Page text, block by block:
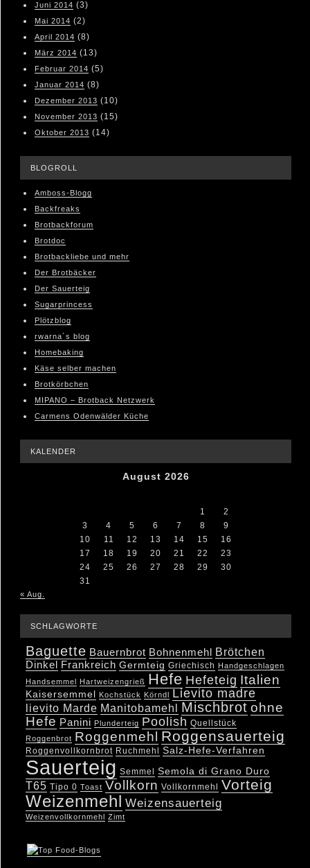
Juni 2014 (3)
Mai 2014 (2)
April 2014 (8)
März 2014 (13)
Februar 2014 (5)
Januar 2014 (8)
Dezember 2013 (10)
November 2013 (15)
Oktober 2013 (14)
BLOGROLL
Amboss-Blogg
Backfreaks
Brotbackforum
Brotdoc
Brotbackliebe und mehr
Der Brotbäcker
Der Sauerteig
Sugarprincess
Plötzblog
rwarna´s blog
Homebaking
Käse selber machen
Brotkörbchen
MIPANO – Brotback Netzwerk
Carmens Odenwälder Küche
KALENDER
August 2026
1
2
3
4 5 6 7 8
9
10
11 12 13 14 15
16
17
18 19 20 21 22
23
24
25 26 27 28 29
30
31
« Aug.
SCHLAGWORTE
Baguette Bauernbrot Bohnenmehl Brötchen
Dinkel Frankreich Germteig Griechisch
Handgeschlagen
Handsemmel
Hartweizengrieß Hefe Hefeteig Italien
Kaisersemmel Kochstück Körndl Lievito madre
lievito Marde Manitobamehl Mischbrot ohne
Hefe Panini Plunderteig Poolish Quellstück
Roggenbrot Roggenmehl Roggensauerteig
Roggenvollkornbrot Ruchmehl Salz-Hefe-Verfahren
Sauerteig Semmel Semola di Grano Duro
T65 Tipo 0 Toast Vollkorn Vollkornmehl Vorteig
Weizenmehl Weizensauerteig
Weizenvollkornmehl Zimt